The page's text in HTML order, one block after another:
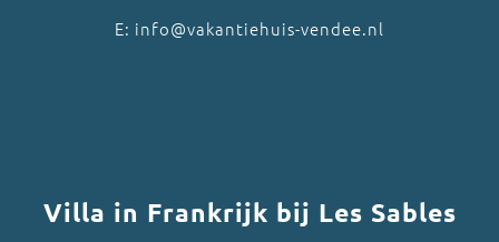
E: info@vakantiehuis-vendee.nl
Villa in Frankrijk bij Les Sables